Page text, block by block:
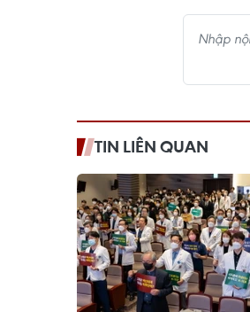
TIN LIÊN QUAN